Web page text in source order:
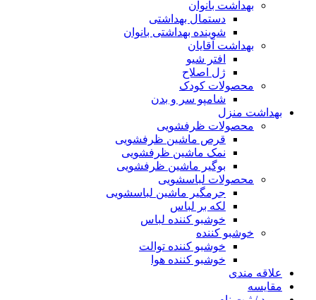
بهداشت بانوان
دستمال بهداشتی
شوینده بهداشتی بانوان
بهداشت آقایان
افتر شیو
ژل اصلاح
محصولات کودک
شامپو سر و بدن
بهداشت منزل
محصولات ظرفشویی
قرص ماشین ظرفشویی
نمک ماشین ظرفشویی
بوگیر ماشین ظرفشویی
محصولات لباسشویی
جرمگیر ماشین لباسشویی
لکه بر لباس
خوشبو کننده لباس
خوشبو کننده
خوشبو کننده توالت
خوشبو کننده هوا
علاقه مندی
مقایسه